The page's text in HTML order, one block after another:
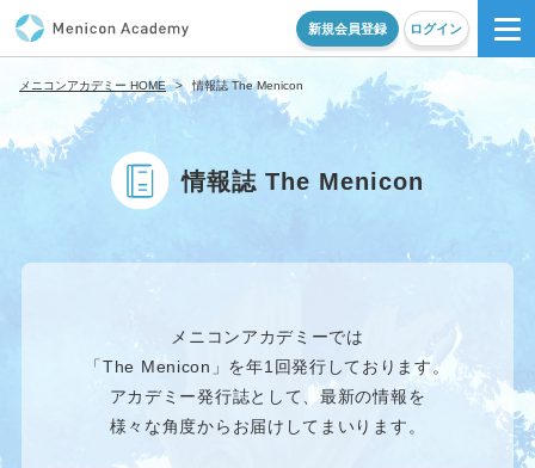
新規会員登録 ログイン
メニコンアカデミー HOME > 情報誌 The Menicon
情報誌 The Menicon
メニコンアカデミーでは
「The Menicon」を年1回発行しております。
アカデミー発行誌として、最新の情報を
様々な角度からお届けしてまいります。